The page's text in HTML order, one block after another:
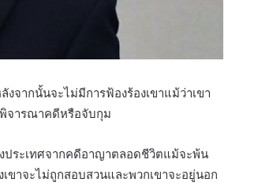
จากนั้นจะไม่มีการฟ้องร้องเขาแม้ว่าเขา
จารณาคดีหรือจับกุม
ประเทศจากคดีอาญาตลอดชีวิตแม้จะพ้น
าจะไม่ถูกสอบสวนและพวกเขาจะอยู่นอก